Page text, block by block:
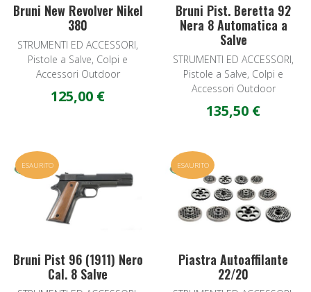
Bruni New Revolver Nikel
380
STRUMENTI ED ACCESSORI,
Pistole a Salve, Colpi e
Accessori Outdoor
125,00 €
Bruni Pist. Beretta 92
Nera 8 Automatica a
Salve
STRUMENTI ED ACCESSORI,
Pistole a Salve, Colpi e
Accessori Outdoor
135,50 €
ESAURITO
Add to Wishlist
Quick View
Bruni Pist 96 (1911) Nero
Cal. 8 Salve
ESAURITO
Piastra Autoaffilante
22/20